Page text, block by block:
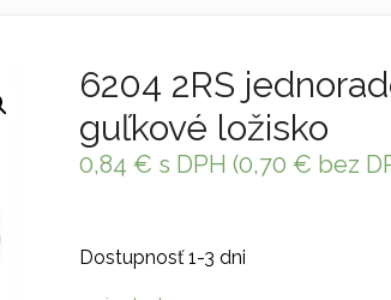
6204 2RS
guľkové ložisko
0,84 € s DPH (0,70 € bez
Dostupnosť 1-3 dni